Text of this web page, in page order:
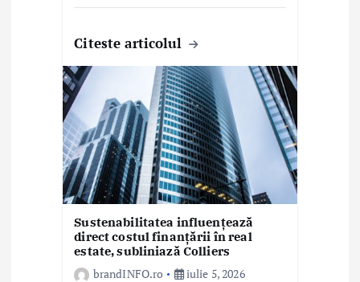
Citeste articolul
Sustenabilitatea influențează
direct costul finanțării în real
estate, subliniază Colliers
brandINFO.ro
iulie 5, 2026